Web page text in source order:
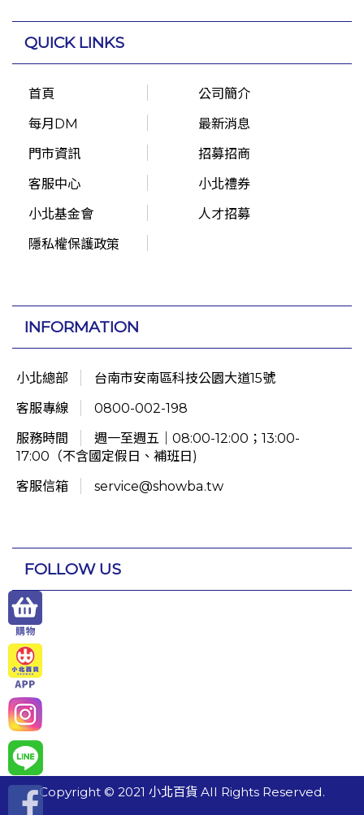
QUICK LINKS
首頁
公司簡介
每月DM
最新消息
門市資訊
招募招商
客服中心
小北禮券
小北基金會
人才招募
隱私權保護政策
INFORMATION
小北總部
台南市安南區科技公園大道15號
客服專線
0800-002-198
服務時間
週一至週五｜08:00-12:00；13:00-
17:00（不含國定假日、補班日)
客服信箱
service@showba.tw
FOLLOW US
Copyright © 2021 小北百貨 All Rights Reserved.